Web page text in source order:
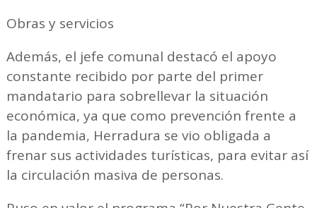
Obras y servicios
Además, el jefe comunal destacó el apoyo
constante recibido por parte del primer
mandatario para sobrellevar la situación
económica, ya que como prevención frente a
la pandemia, Herradura se vio obligada a
frenar sus actividades turísticas, para evitar así
la circulación masiva de personas.